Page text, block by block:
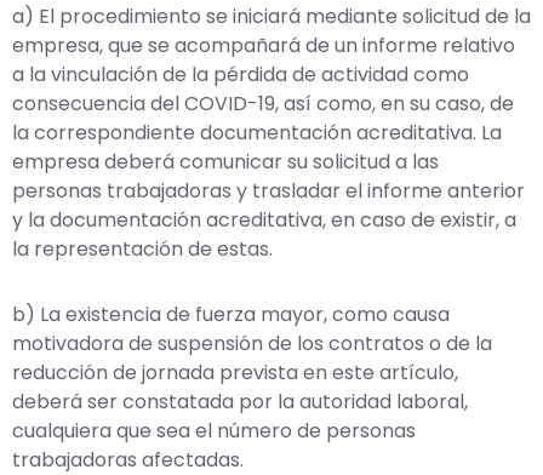
a) El procedimiento se iniciará mediante solicitud de la
empresa, que se acompañará de un informe relativo
a la vinculación de la pérdida de actividad como
consecuencia del COVID-19, así como, en su caso, de
la correspondiente documentación acreditativa. La
empresa deberá comunicar su solicitud a las
personas trabajadoras y trasladar el informe anterior
y la documentación acreditativa, en caso de existir, a
la representación de estas.
b) La existencia de fuerza mayor, como causa
motivadora de suspensión de los contratos o de la
reducción de jornada prevista en este artículo,
deberá ser constatada por la autoridad laboral,
cualquiera que sea el número de personas
trabajadoras afectadas.